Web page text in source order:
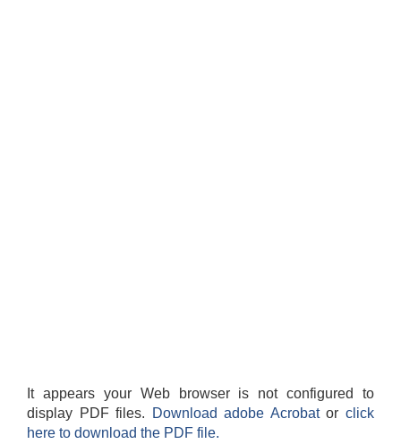
It appears your Web browser is not configured to
display PDF files.
Download adobe Acrobatorclick
here to download the PDF file.